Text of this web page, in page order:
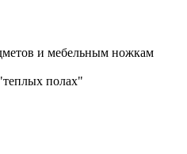
и мебельным ножкам
полах"